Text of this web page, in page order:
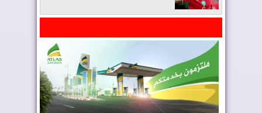
المغرب يعزز موقعه في صناعة الطيران